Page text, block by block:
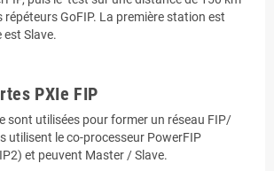
répéteurs GoFIP. La première station est
est Slave.
PXIe FIP
sont utilisées pour former un réseau FIP/
utilisent le co-processeur PowerFIP
et peuvent Master / Slave.